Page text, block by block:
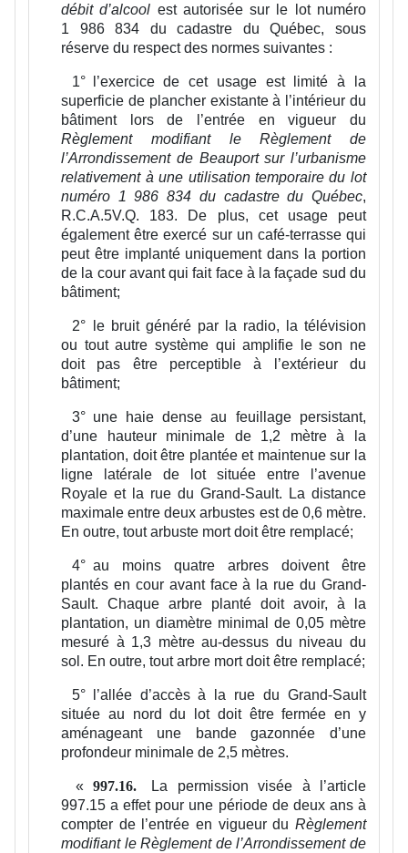
débit d’alcool est autorisée sur le lot numéro
1 986 834 du cadastre du Québec, sous
réserve du respect des normes suivantes :
1°
l’exercice de cet usage est limité à la
superficie de plancher existante à l’intérieur du
bâtiment lors de l’entrée en vigueur du
Règlement modifiant le Règlement de
l’Arrondissement de Beauport sur l’urbanisme
relativement à une utilisation temporaire du lot
numéro 1 986 834 du cadastre du Québec,
R.C.A.5V.Q. 183. De plus, cet usage peut
également être exercé sur un café-terrasse qui
peut être implanté uniquement dans la portion
de la cour avant qui fait face à la façade sud du
bâtiment;
2°
le bruit généré par la radio, la télévision
ou tout autre système qui amplifie le son ne
doit pas être perceptible à l’extérieur du
bâtiment;
3° une haie dense au feuillage persistant,
d’une hauteur minimale de 1,2 mètre à la
plantation, doit être plantée et maintenue sur la
ligne latérale de lot située entre l’avenue
Royale et la rue du Grand-Sault. La distance
maximale entre deux arbustes est de 0,6 mètre.
En outre, tout arbuste mort doit être remplacé;
4° au moins quatre arbres doivent être
plantés en cour avant face à la rue du Grand-
Sault. Chaque arbre planté doit avoir, à la
plantation, un diamètre minimal de 0,05 mètre
mesuré à 1,3 mètre au-dessus du niveau du
sol. En outre, tout arbre mort doit être remplacé;
5°
l’allée d’accès à la rue du Grand-Sault
située au nord du lot doit être fermée en y
aménageant une bande gazonnée d’une
profondeur minimale de 2,5 mètres.
«997.16.
La permission visée à l’article
997.15 a effet pour une période de deux ans à
compter de l’entrée en vigueur du Règlement
modifiant le Règlement de l’Arrondissement de